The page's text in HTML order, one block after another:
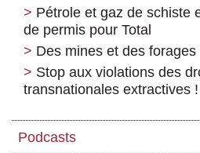
Pétrole et gaz de schiste
de permis pour Total
Des mines et des
Stop aux violations des
transnationales extractives !
Podcasts